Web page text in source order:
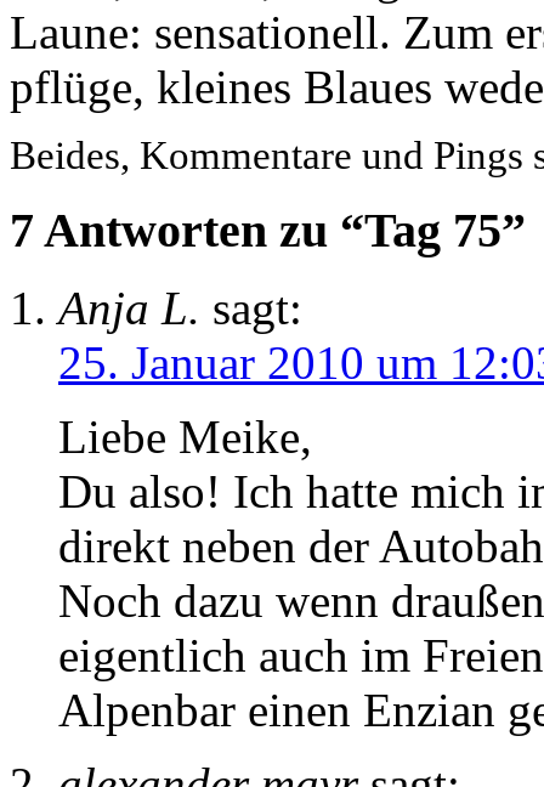
Laune: sensationell. Zum
pflüge, kleines Blaues
Beides, Kommentare und Pings
7 Antworten zu “Tag 75”
Anja L. sagt:
25. Januar 2010 um
Liebe Meike,
Du also! Ich hatte mich
direkt neben der
Noch dazu wenn
eigentlich auch im
Alpenbar einen Enzian